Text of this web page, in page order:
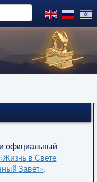
официальный
в Свете
Завет».